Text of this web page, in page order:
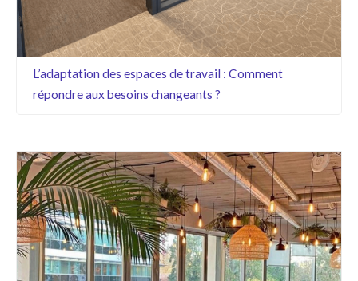
L’adaptation des espaces de travail : Comment
répondre aux besoins changeants ?